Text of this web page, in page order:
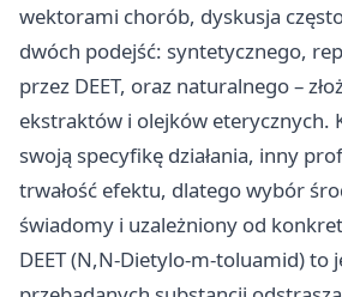
wektorami chorób, dyskusja
dwóch podejść: syntetycznego,
przez DEET, oraz naturalnego –
ekstraktów i olejków eterycznych.
swoją specyfikę działania, inny
trwałość efektu, dlatego wybór
świadomy i uzależniony od
DEET (N,N-Dietylo-m-toluamid) to